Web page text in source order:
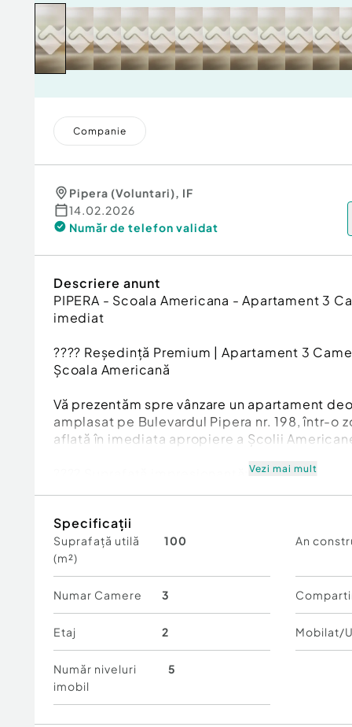
Companie
Pipera (Voluntari), IF
14.02.2026
Număr de telefon validat
Descriere anunt
PIPERA - Scoala Americana - Apartament 3
imediat
???? Reședință Premium | Apartament 3
Școala Americană
Vă prezentăm spre vânzare un apartament
amplasat pe Bulevardul Pipera nr. 198, într-o
aflată în imediata apropiere a Școlii
???? Suprafață impresionantă: 100 mp
Proprietatea oferă spații ample, lumină
ambient elegant, fiind ideală pentru cei care
intimitatea și calitatea vieții.
Apartamentul se vinde exact ca în poze,
pentru mutare imediată.
???? Locația asigură acces rapid către zona
Băneasa, DN1, centre comerciale, restaurante
Vezi mai mult
Specificații
Suprafață utilă
(m²)
100 An
Numar Camere 3
Etaj 2 Mobilat/
Număr niveluri
imobil
5